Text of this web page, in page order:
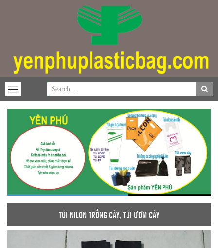
TÚI NILON TRỒNG CÂY, TÚI ƯƠM CÂY